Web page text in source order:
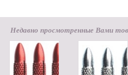
Недавно просмотренные Вами